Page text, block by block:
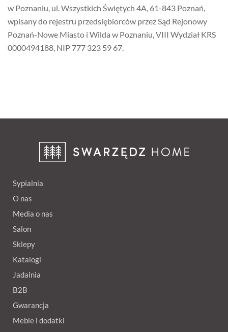
w Poznaniu, ul. Wszystkich Świętych 4A, 61-843 Poznań,
wpisany do rejestru przedsiębiorców przez Sąd Rejonowy
Poznań-Nowe Miasto i Wilda w Poznaniu, VIII Wydział KRS
0000494188, NIP 777 323 59 67.
Sypialnia
O nas
Media o nas
Salon
Sklepy
Katalogi
Jadalnia
B2B
Gwarancja
Meble i dodatki